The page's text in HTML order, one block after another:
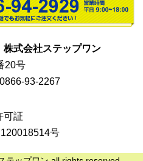
株式会社ステップワン
20号
93-2267
可証
号